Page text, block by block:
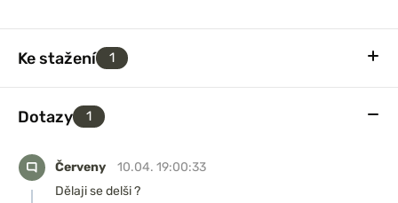
Ke stažení 1
Dotazy 1
Červeny
10.04. 19:00:33
Dělaji se delši ?